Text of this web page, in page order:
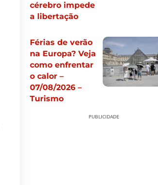
cérebro impede
a libertação
Férias de verão
na Europa? Veja
como enfrentar
o calor –
07/08/2026 –
Turismo
PUBLICIDADE